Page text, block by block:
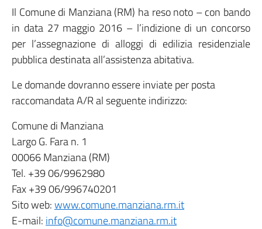
Il Comune di Manziana (RM) ha reso noto – con bando
in data 27 maggio 2016 – l’indizione di un concorso
per l’assegnazione di alloggi di edilizia residenziale
pubblica destinata all’assistenza abitativa.
Le domande dovranno essere inviate per posta
raccomandata A/R al seguente indirizzo:
Comune di Manziana
Largo G. Fara n. 1
00066 Manziana (RM)
Tel. +39 06/9962980
Fax +39 06/996740201
Sito web:www.comune.manziana.rm.it
E-mail: info@comune.manziana.rm.it